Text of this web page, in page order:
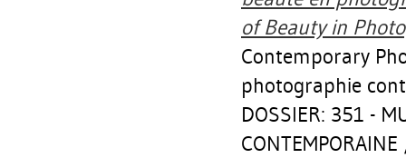
of Beauty in
Contemporary
photographie
DOSSIER: 351 -